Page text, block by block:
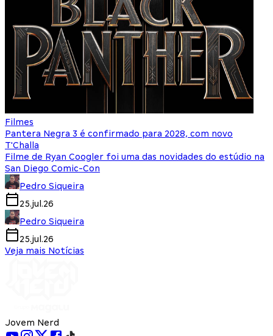
Filmes
Pantera Negra 3 é confirmado para 2028, com novo
T'Challa
Filme de Ryan Coogler foi uma das novidades do estúdio na
San Diego Comic-Con
Pedro Siqueira
25.jul.26
Pedro Siqueira
25.jul.26
Veja mais Notícias
Jovem Nerd